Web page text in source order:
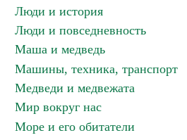
Люди и история
Люди и повседневность
Маша и медведь
Машины, техника, транспорт
Медведи и медвежата
Мир вокруг нас
Море и его обитатели